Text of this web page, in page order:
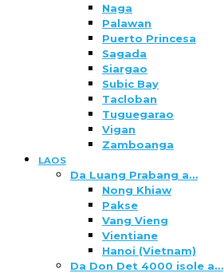
Naga
Palawan
Puerto Princesa
Sagada
Siargao
Subic Bay
Tacloban
Tuguegarao
Vigan
Zamboanga
LAOS
Da Luang Prabang a…
Nong Khiaw
Pakse
Vang Vieng
Vientiane
Hanoi (Vietnam)
Da Don Det 4000 isole a…